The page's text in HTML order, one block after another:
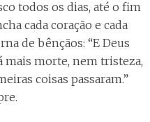
todos os dias, até o fim
cada coração e cada
de bênçãos: “E Deus
mais morte, nem tristeza,
coisas passaram.”